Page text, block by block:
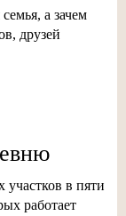
а зачем
друзей
в пяти
работает